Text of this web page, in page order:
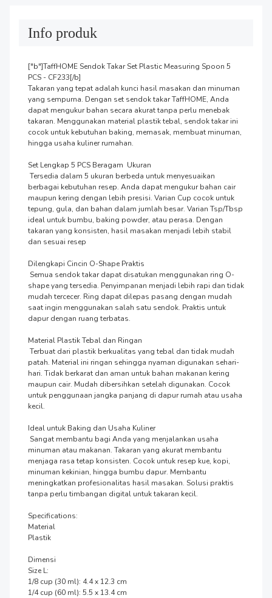
Info produk
["b"]TaffHOME Sendok Takar Set Plastic Measuring Spoon 5
PCS - CF233[/b]
Takaran yang tepat adalah kunci hasil masakan dan minuman
yang sempurna. Dengan set sendok takar TaffHOME, Anda
dapat mengukur bahan secara akurat tanpa perlu menebak
takaran. Menggunakan material plastik tebal, sendok takar ini
cocok untuk kebutuhan baking, memasak, membuat minuman,
hingga usaha kuliner rumahan.
Set Lengkap 5 PCS Beragam  Ukuran
berbagai kebutuhan resep. Anda dapat mengukur bahan cair
maupun kering dengan lebih presisi. Varian Cup cocok untuk
tepung, gula, dan bahan dalam jumlah besar. Varian Tsp/Tbsp
ideal untuk bumbu, baking powder, atau perasa. Dengan
takaran yang konsisten, hasil masakan menjadi lebih stabil
dan sesuai resep
Dilengkapi Cincin O-Shape Praktis
shape yang tersedia. Penyimpanan menjadi lebih rapi dan tidak
mudah tercecer. Ring dapat dilepas pasang dengan mudah
saat ingin menggunakan salah satu sendok. Praktis untuk
dapur dengan ruang terbatas.
Material Plastik Tebal dan Ringan
patah. Material ini ringan sehingga nyaman digunakan sehari-
hari. Tidak berkarat dan aman untuk bahan makanan kering
maupun cair. Mudah dibersihkan setelah digunakan. Cocok
untuk penggunaan jangka panjang di dapur rumah atau usaha
kecil.
Ideal untuk Baking dan Usaha Kuliner
minuman atau makanan. Takaran yang akurat membantu
menjaga rasa tetap konsisten. Cocok untuk resep kue, kopi,
minuman kekinian, hingga bumbu dapur. Membantu
meningkatkan profesionalitas hasil masakan. Solusi praktis
tanpa perlu timbangan digital untuk takaran kecil.
Specifications:
Material
Plastik
Dimensi
Size L:
1/8 cup (30 ml): 4.4 x 12.3 cm
1/4 cup (60 ml): 5.5 x 13.4 cm